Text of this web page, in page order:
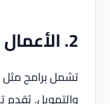
2. الأعمال
تشمل برامج مثل